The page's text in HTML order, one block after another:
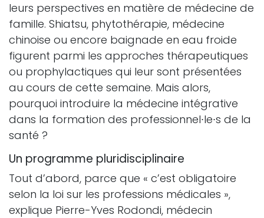
leurs perspectives en matière de médecine de
famille. Shiatsu, phytothérapie, médecine
chinoise ou encore baignade en eau froide
figurent parmi les approches thérapeutiques
ou prophylactiques qui leur sont présentées
au cours de cette semaine. Mais alors,
pourquoi introduire la médecine intégrative
dans la formation des professionnel∙le∙s de la
santé ?
Un programme pluridisciplinaire
Tout d’abord, parce que « c’est obligatoire
selon la loi sur les professions médicales »,
explique Pierre-Yves Rodondi, médecin